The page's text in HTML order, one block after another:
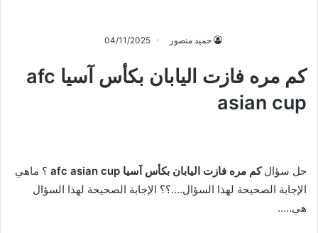
حميد منصور 04/11/2025
كم مره فازت اليابان بكأس آسيا afc
asian cup
حل سؤالكم مره فازت اليابان بكأس آسيا afc asian cup
؟ ماهي
الإجابة الصحيحة لهذا السؤال….؟؟ الإجابة الصحيحة لهذا السؤال
هي…..